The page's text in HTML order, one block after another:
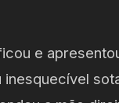
e